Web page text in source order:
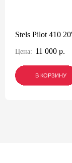
Stels Pilot 410
Цена: 11 000 р.
В КОРЗИНУ
В КОРЗИНУ
В КОРЗИНУ